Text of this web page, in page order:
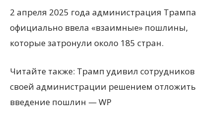
2 апреля 2025 года администрация Трампа
официально ввела «взаимные» пошлины,
которые затронули около 185 стран.
Читайте также: Трамп удивил сотрудников
своей администрации решением отложить
введение пошлин — WP